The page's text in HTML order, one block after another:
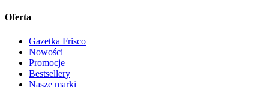
Oferta
Gazetka Frisco
Nowości
Promocje
Bestsellery
Nasze marki